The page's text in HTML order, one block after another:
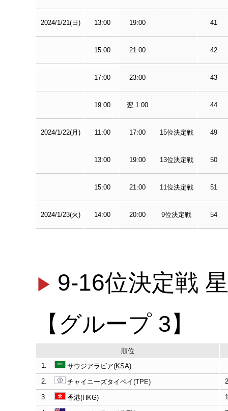
2024/1/21(日) 13:00 19:00 41
15:00 21:00 42
17:00 23:00 43
19:00 翌 1:00 44
2024/1/22(月) 11:00 17:00 15位決定戦 49
13:00 19:00 13位決定戦 50
15:00 21:00 11位決定戦 51
2024/1/23(火) 14:00 20:00 9位決定戦 54
9-16位決定戦
【グループ 3】
順位
1.
サウジアラビア(KSA)
2.
チャイニーズタイペイ(TPE)
3. 香港(HKG)